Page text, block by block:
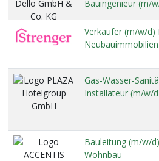
Bauingenieur (m/
Verkäufer (m/w/d)
Neubauimmobilien
Gas-Wasser-
Installateur (m/w/
Bauleitung (m/w/d)
Wohnbau